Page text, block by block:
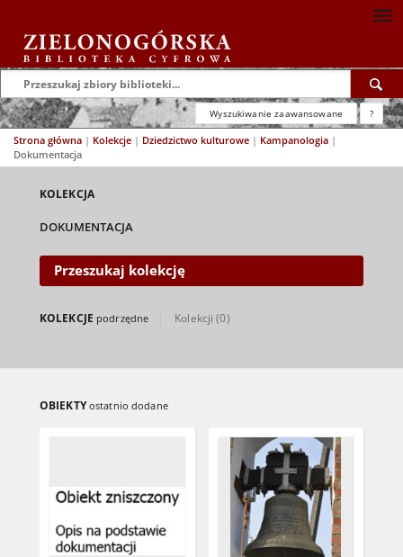
Wyszukiwanie zaawansowane ?
Strona główna | Kolekcje | Dziedzictwo kulturowe | Kampanologia |
Dokumentacja
KOLEKCJA
DOKUMENTACJA
Przeszukaj kolekcję
KOLEKCJE podrzędne Kolekcji (0)
OBIEKTYostatnio dodane